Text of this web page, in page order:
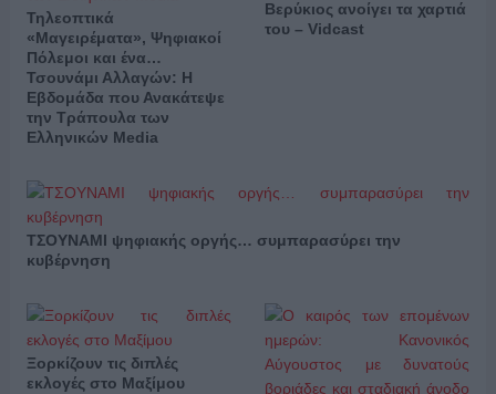
Τηλεοπτικά
«Μαγειρέματα», Ψηφιακοί
Πόλεμοι και ένα…
Τσουνάμι Αλλαγών: Η
Εβδομάδα που Ανακάτεψε
την Τράπουλα των
Ελληνικών Media
Βερύκιος ανοίγει τα χαρτιά
του – Vidcast
ΤΣΟΥΝΑΜΙ ψηφιακής οργής… συμπαρασύρει την
κυβέρνηση
Ξορκίζουν τις διπλές
εκλογές στο Μαξίμου